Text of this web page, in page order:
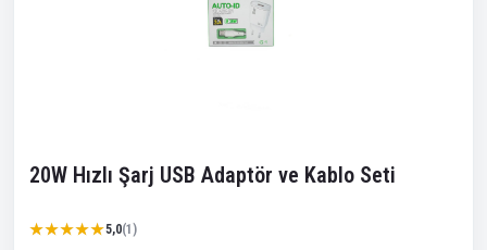
20W Hızlı Şarj USB Adaptör ve Kablo Seti
★★★★★
★★★★★5,0(1)